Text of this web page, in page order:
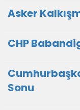
Asker
CHP
Sonu